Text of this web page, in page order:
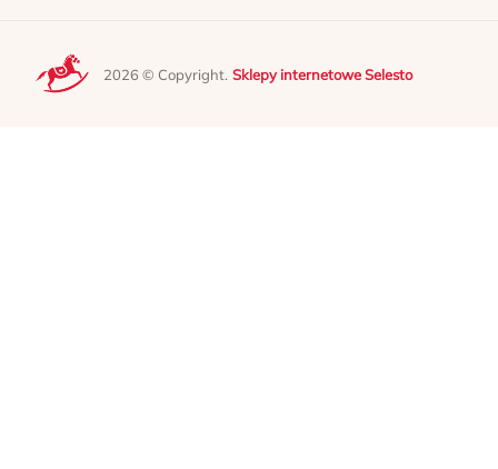
2026 © Copyright. Sklepy internetowe Selesto